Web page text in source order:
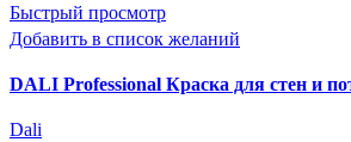
Быстрый просмотр
Добавить в список желаний
DALI Professional Краска для стен и
Dali